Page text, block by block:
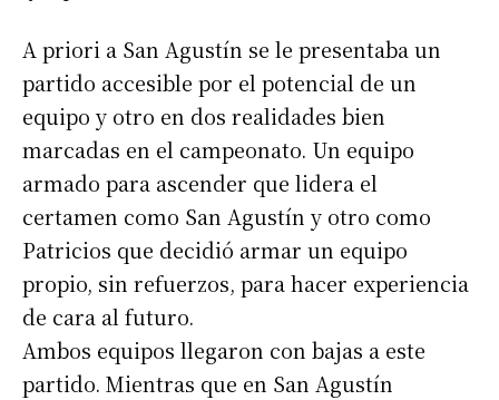
A priori a San Agustín se le presentaba un
partido accesible por el potencial de un
equipo y otro en dos realidades bien
marcadas en el campeonato. Un equipo
armado para ascender que lidera el
certamen como San Agustín y otro como
Patricios que decidió armar un equipo
propio, sin refuerzos, para hacer experiencia
de cara al futuro.
Ambos equipos llegaron con bajas a este
partido. Mientras que en San Agustín